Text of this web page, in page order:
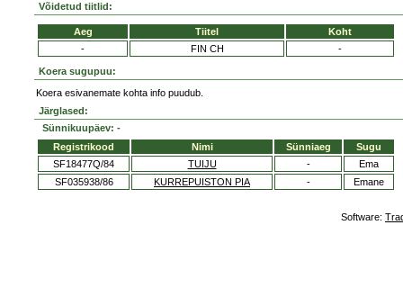
Võidetud tiitlid:
Aeg Tiitel
Koht
-
FIN CH -
Koera sugupuu:
Koera esivanemate kohta info puudub.
Järglased:
Sünnikuupäev: -
Registrikood
Nimi Sünniaeg
Sugu
SF18477Q/84
TUIJU -
Ema
SF035938/86
KURREPUISTON PIA - Emane
Software: